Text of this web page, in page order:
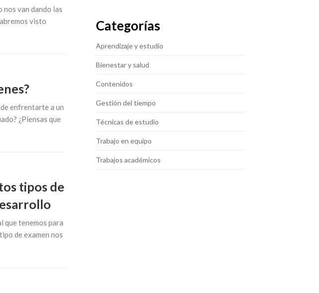
nos van dando las
visto
enfrentarte a un
¿Piensas que
tipos de
que tenemos para
de examen nos
Categorías
Aprendizaje y estudio
Bienestar y salud
Contenidos
Gestión del tiempo
Técnicas de estudio
Trabajo en equipo
Trabajos académicos